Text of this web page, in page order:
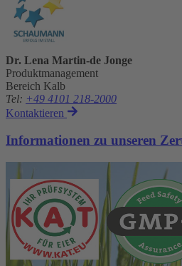
Dr. Lena Martin-de Jonge
Produktmanagement
Bereich Kalb
Tel: +49 4101 218-2000
Kontaktieren
Informationen zu unseren